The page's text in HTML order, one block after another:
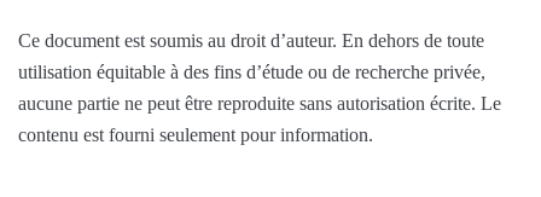
Ce document est soumis au droit d’auteur. En dehors de toute
utilisation équitable à des fins d’étude ou de recherche privée,
aucune partie ne peut être reproduite sans autorisation écrite. Le
contenu est fourni seulement pour information.